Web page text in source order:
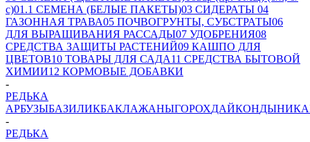
с)01.1 СЕМЕНА (БЕЛЫЕ ПАКЕТЫ)03 СИДЕРАТЫ 04
ГАЗОННАЯ ТРАВА05 ПОЧВОГРУНТЫ, СУБСТРАТЫ06
ДЛЯ ВЫРАЩИВАНИЯ РАССАДЫ07 УДОБРЕНИЯ08
СРЕДСТВА ЗАЩИТЫ РАСТЕНИЙ09 КАШПО ДЛЯ
ЦВЕТОВ10 ТОВАРЫ ДЛЯ САДА11 СРЕДСТВА БЫТОВОЙ
ХИМИИ12 КОРМОВЫЕ ДОБАВКИ
-
РЕДЬКА
АРБУЗЫБАЗИЛИКБАКЛАЖАНЫГОРОХДАЙКОНДЫНИ
-
РЕДЬКА